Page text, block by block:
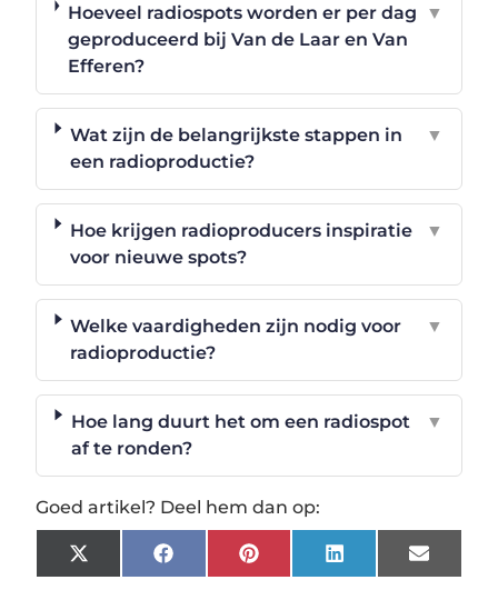
Hoeveel radiospots worden er per dag
geproduceerd bij Van de Laar en Van
Efferen?
▼
Wat zijn de belangrijkste stappen in
een radioproductie?
▼
Hoe krijgen radioproducers inspiratie
voor nieuwe spots?
▼
Welke vaardigheden zijn nodig voor
radioproductie?
▼
Hoe lang duurt het om een radiospot
af te ronden?
▼
Goed artikel? Deel hem dan op:
X
(Twitter)
FacebookPinterestLinkedInEmail